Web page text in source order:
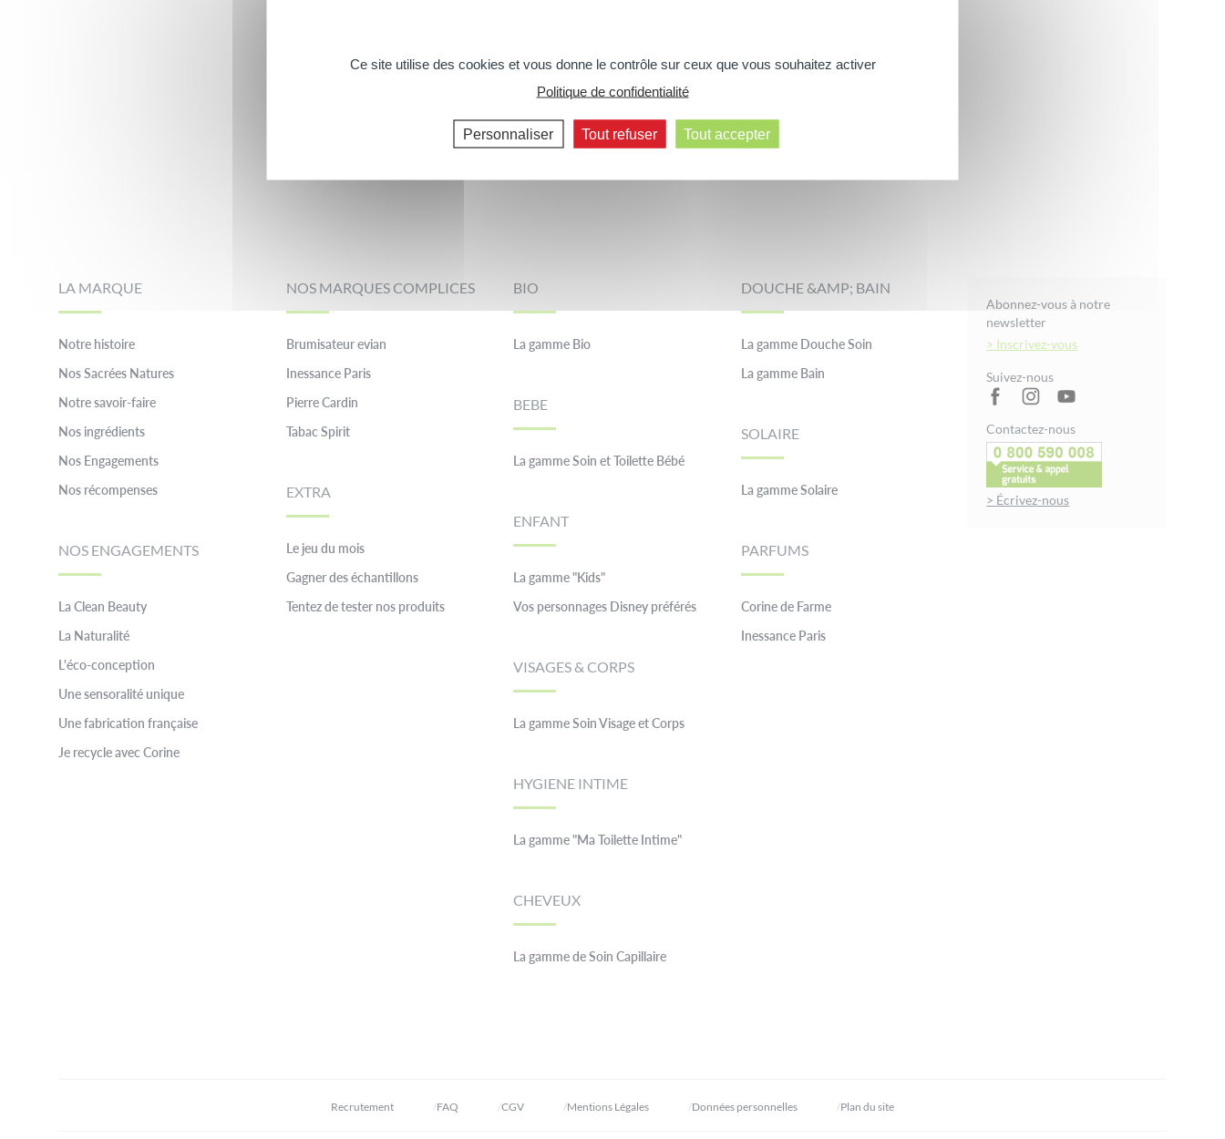
LA MARQUE
Notre histoire
Nos Sacrées Natures
Notre savoir-faire
Nos ingrédients
Nos Engagements
Nos récompenses
NOS ENGAGEMENTS
La Clean Beauty
La Naturalité
L'éco-conception
Une sensoralité unique
Une fabrication française
Je recycle avec Corine
NOS MARQUES COMPLICES
Brumisateur evian
Inessance Paris
Pierre Cardin
Tabac Spirit
EXTRA
Le jeu du mois
Gagner des échantillons
Tentez de tester nos produits
BIO
La gamme Bio
BEBE
La gamme Soin et Toilette Bébé
ENFANT
La gamme "Kids"
Vos personnages Disney préférés
VISAGES & CORPS
La gamme Soin Visage et Corps
HYGIENE INTIME
La gamme "Ma Toilette Intime"
CHEVEUX
La gamme de Soin Capillaire
DOUCHE &AMP; BAIN
La gamme Douche Soin
La gamme Bain
SOLAIRE
La gamme Solaire
PARFUMS
Corine de Farme
Inessance Paris
Abonnez-vous à notre
newsletter
> Inscrivez-vous
Suivez-nous
Contactez-nous
> Écrivez-nous
Recrutement FAQ CGV Mentions Légales Données personnelles Plan du site
Ce site utilise des cookies et vous donne le contrôle sur ceux que vous souhaitez activer
Politique de confidentialité
Personnaliser Tout refuser Tout accepter